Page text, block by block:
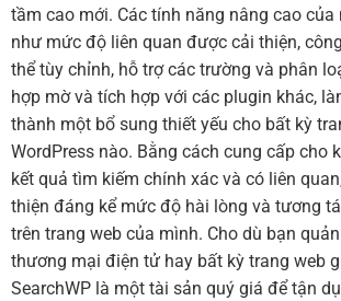
tầm cao mới. Các tính năng nâng cao của
như mức độ liên quan được cải thiện,
thể tùy chỉnh, hỗ trợ các trường và phân
hợp mờ và tích hợp với các plugin khác,
thành một bổ sung thiết yếu cho bất kỳ
WordPress nào. Bằng cách cung cấp cho
kết quả tìm kiếm chính xác và có liên
thiện đáng kể mức độ hài lòng và tương
trên trang web của mình. Cho dù bạn
thương mại điện tử hay bất kỳ trang web
SearchWP là một tài sản quý giá để tận